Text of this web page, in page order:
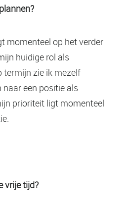
momenteel op het verder
huidige rol als
termijn zie ik mezelf
een positie als
prioriteit ligt momenteel
vrije tijd?